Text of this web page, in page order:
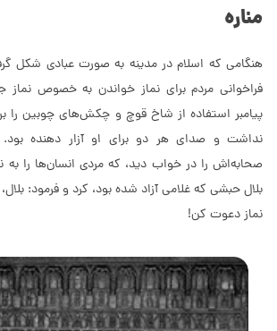
مناره
هنگامی که اسلام در مدینه به صورت عبادی شکل
فراخوانی مردم برای نماز خواندن به خصوص
پیامبر استفاده از شاخ قوچ و چکش‌های چوبین را
نداشت و صدای هر دو برای او آزار دهنده بود.
صحابه‌اش را در خواب دید، که مردی انسان‌ها را به
بلال حبشی که غلامی آزاد شده بود، کرد و فرمود:
نماز دعوت کن!